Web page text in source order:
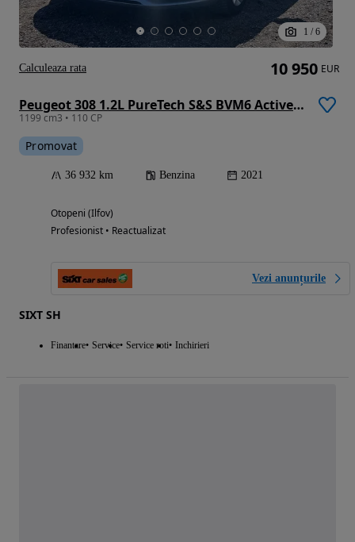
1 / 6
Peugeot 308 1.2L PureTech S&S BVM6 Active Pack
1199 cm3 • 110 CP
Promovat
36 932 km Benzina 2021
Otopeni (Ilfov)
Profesionist • Reactualizat
Vezi anunțurile
SIXT SH
Finantare Service Service roti Inchirieri
10 950 EUR
Calculeaza rata